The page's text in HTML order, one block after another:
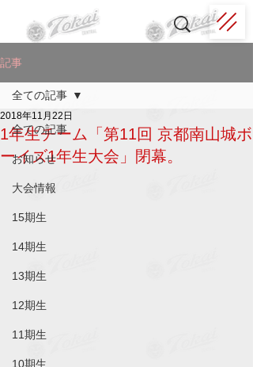
記事
全ての記事
お知らせ
大会情報
15期生
14期生
13期生
12期生
11期生
10期生
全ての記事
1年生チーム「第11回 京都南山城ボ
ーイズ1年生大会」閉幕。
2018年11月22日